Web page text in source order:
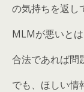
の気持ちを返し
MLMが悪いと
合法であれば問
でも、ほしい情